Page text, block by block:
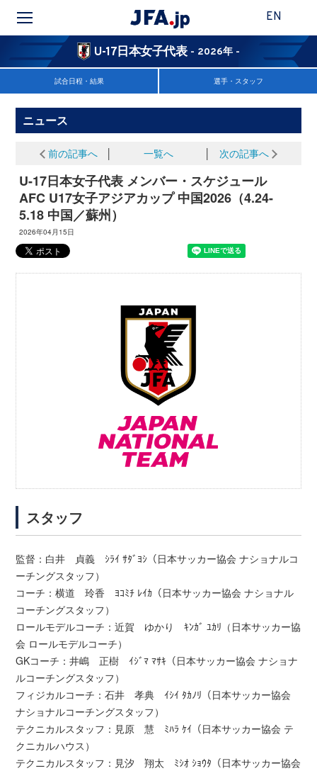
EN
U-17日本女子代表 - 2026年 -
試合日程・結果 選手・スタッフ
ニュース
前の記事へ 一覧へ 次の記事へ
U-17日本女子代表 メンバー・スケジュール
AFC U17女子アジアカップ 中国2026（4.24-
5.18 中国／蘇州）
2026年04月15日
スタッフ
監督：白井 貞義 ｼﾗｲ ｻﾀﾞﾖｼ（日本サッカー協会 ナショナルコ
ーチングスタッフ）
コーチ：横道 玲香 ﾖｺﾐﾁ ﾚｲｶ（日本サッカー協会 ナショナル
コーチングスタッフ）
ロールモデルコーチ：近賀 ゆかり ｷﾝｶﾞ ﾕｶﾘ（日本サッカー協
会 ロールモデルコーチ）
GKコーチ：井嶋 正樹 ｲｼﾞﾏ ﾏｻｷ（日本サッカー協会 ナショナ
ルコーチングスタッフ）
フィジカルコーチ：石井 孝典 ｲｼｲ ﾀｶﾉﾘ（日本サッカー協会
ナショナルコーチングスタッフ）
テクニカルスタッフ：見原 慧 ﾐﾊﾗ ｹｲ（日本サッカー協会 テ
クニカルハウス）
テクニカルスタッフ：見汐 翔太 ﾐｼｵ ｼｮｳﾀ（日本サッカー協会